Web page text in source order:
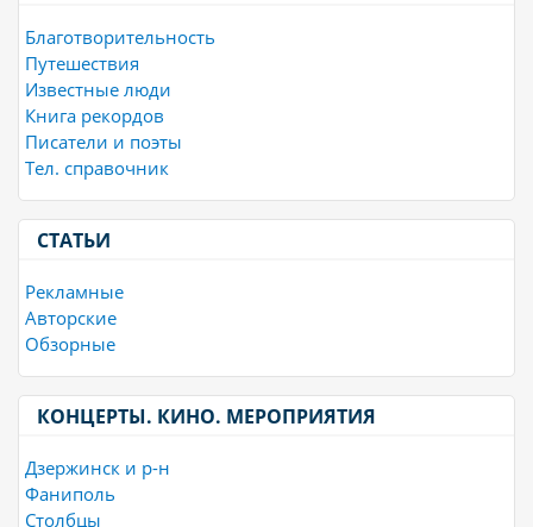
Благотворительность
Путешествия
Известные люди
Книга рекордов
Писатели и поэты
Тел. справочник
СТАТЬИ
Рекламные
Авторские
Обзорные
КОНЦЕРТЫ. КИНО. МЕРОПРИЯТИЯ
Дзержинск и р-н
Фаниполь
Столбцы